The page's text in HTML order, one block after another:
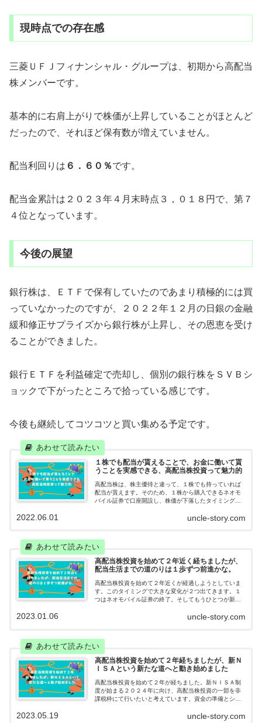
現時点での存在感
三菱ＵＦＪフィナンシャル・グループは、初期から高配当
株メンバーです。
基本的に右肩上がりで株価が上昇していることがほとんど
だったので、それほど保有数が増えていません。
配当利回りは ６．６０％です。
配当金累計は２０２３年４月末時点３，０１８円で、第７
４位となっています。
今後の展望
銀行株は、ＥＴＦで保有していたのであまり積極的には買
っていなかったのですが、２０２２年１２月の日銀の金融
緩和修正サプライズから銀行株が上昇し、その恩恵を受け
ることができました。
銀行ＥＴＦを利益確定で売却し、個別の銀行株をＳＶＢシ
ョックで下がったところで拾っている感じです。
今後も継続してコツコツと買い集める予定です。
１株でも配当が貰えることで、お金に働いて貰
うことを実感できる、高配当株投資って魅力的
高配当株は、株主優待と違って、１株でも持っていれば
配当が貰えます。そのため、１株から購入できるネオモ
バイル証券で口座開設し、株価が下落したタイミング
歩から。夢の配当生活へ地道に歩んでいきます。
uncle-story.com
2022.06.01
高配当株投資を始めて２年近く経ちましたが、
配当生活までの道のりは１歩ずつ前進かな。
高配当株投資を始めて２年近くが経過しようとしていま
す。このタイミングで大きな変化が２つ出てきます。１
つはネオモバイル証券の終了。そしてもうひとつが新Ｎ
かけ。新ＮＩＳＡはこれから楽しみです。uncle-story.com
2023.01.06
高配当株投資を始めて２年経ちましたが、新Ｎ
ＩＳＡという新たな道へと動き始めました
高配当株投資を始めて２年が経ちました。新ＮＩＳＡ制
度が始まる２０２４年に向け、高配当株投資の一部を非
課税枠にて行いたいと考えています。資金の準備とシミ
uncle-story.com
2023.05.19